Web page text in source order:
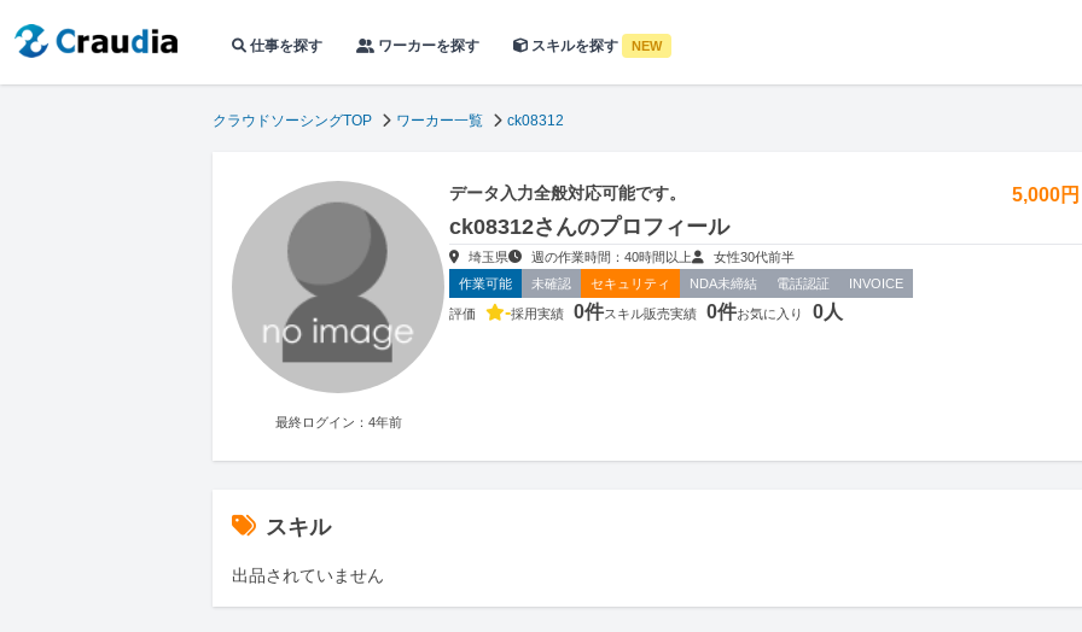
仕事を探す ワーカーを探す スキルを探す NEW
クラウドソーシングTOP ワーカー一覧 ck08312
最終ログイン：4年前
データ入力全般対応可能です。 5,000
ck08312さんのプロフィール
埼玉県 週の作業時間：40時間以上 女性30代前半
作業可能
未確認 セキュリティ NDA未締結 電話認証 INVOICE
評価 -採用実績 0件スキル販売実績 0件お気に入り 0人
スキル
出品されていません